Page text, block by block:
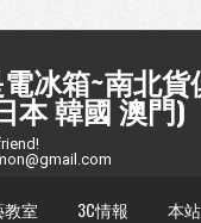
冰箱~南北
本 韓國 澳門)
室 3C情報 本